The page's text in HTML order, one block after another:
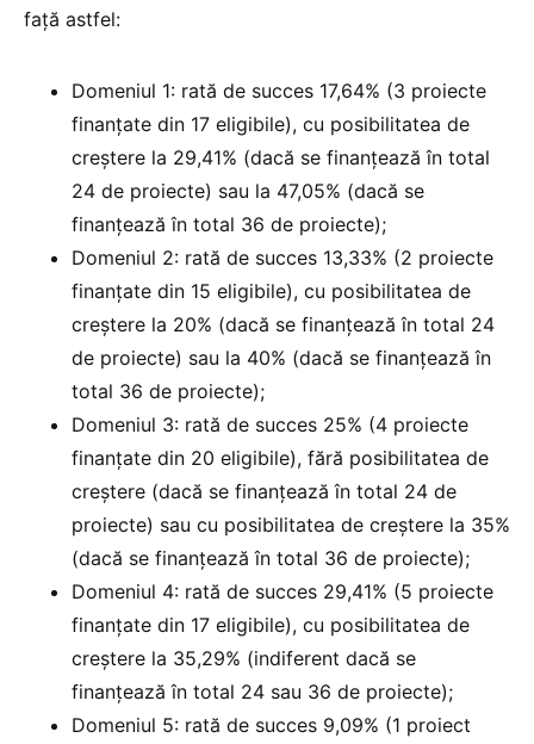
față astfel:
Domeniul 1: rată de succes 17,64% (3 proiecte
finanțate din 17 eligibile), cu posibilitatea de
creștere la 29,41% (dacă se finanțează în total
24 de proiecte) sau la 47,05% (dacă se
finanțează în total 36 de proiecte);
Domeniul 2: rată de succes 13,33% (2 proiecte
finanțate din 15 eligibile), cu posibilitatea de
creștere la 20% (dacă se finanțează în total 24
de proiecte) sau la 40% (dacă se finanțează în
total 36 de proiecte);
Domeniul 3: rată de succes 25% (4 proiecte
finanțate din 20 eligibile), fără posibilitatea de
creștere (dacă se finanțează în total 24 de
proiecte) sau cu posibilitatea de creștere la 35%
(dacă se finanțează în total 36 de proiecte);
Domeniul 4: rată de succes 29,41% (5 proiecte
finanțate din 17 eligibile), cu posibilitatea de
creștere la 35,29% (indiferent dacă se
finanțează în total 24 sau 36 de proiecte);
Domeniul 5: rată de succes 9,09% (1 proiect